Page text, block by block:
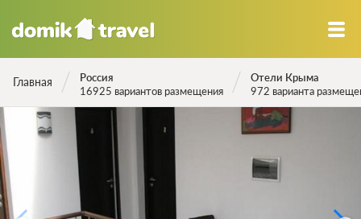
Главная
Россия
16925 вариантов размещения
Отели Крыма
972 варианта